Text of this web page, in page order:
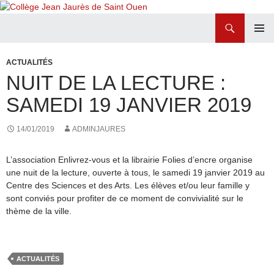
CONTENU
ACTUALITÉS
NUIT DE LA LECTURE :
SAMEDI 19 JANVIER 2019
14/01/2019 ADMINJAURES
L’association Enlivrez-vous et la librairie Folies d’encre organise
une nuit de la lecture, ouverte à tous, le samedi 19 janvier 2019 au
Centre des Sciences et des Arts. Les élèves et/ou leur famille y
sont conviés pour profiter de ce moment de convivialité sur le
thème de la ville.
ACTUALITÉS